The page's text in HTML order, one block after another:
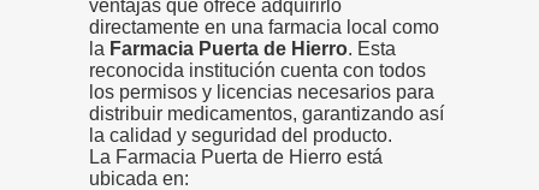
ventajas que ofrece adquirirlo
directamente en una farmacia local como
la Farmacia Puerta de Hierro. Esta
reconocida institución cuenta con todos
los permisos y licencias necesarios para
distribuir medicamentos, garantizando así
la calidad y seguridad del producto.
La Farmacia Puerta de Hierro está
ubicada en: